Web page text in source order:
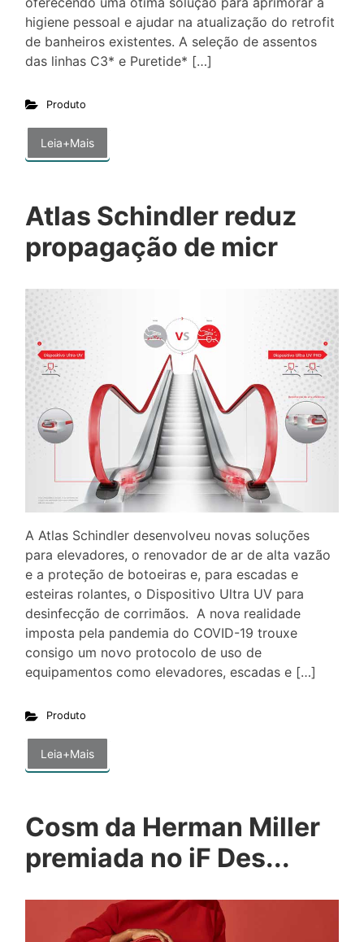
higiene pessoal e ajudar na atualização do retrofit
de banheiros existentes. A seleção de assentos
das linhas C3* e Puretide* […]
Produto
Leia+Mais
Atlas Schindler reduz
propagação de micr
A Atlas Schindler desenvolveu novas soluções
para elevadores, o renovador de ar de alta vazão
e a proteção de botoeiras e, para escadas e
esteiras rolantes, o Dispositivo Ultra UV para
desinfecção de corrimãos. A nova realidade
imposta pela pandemia do COVID-19 trouxe
consigo um novo protocolo de uso de
equipamentos como elevadores, escadas e […]
Produto
Leia+Mais
Cosm da Herman Miller
premiada no iF Des...